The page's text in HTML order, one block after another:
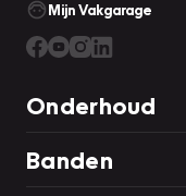
Mijn Vakgarage
Onderhoud
Banden